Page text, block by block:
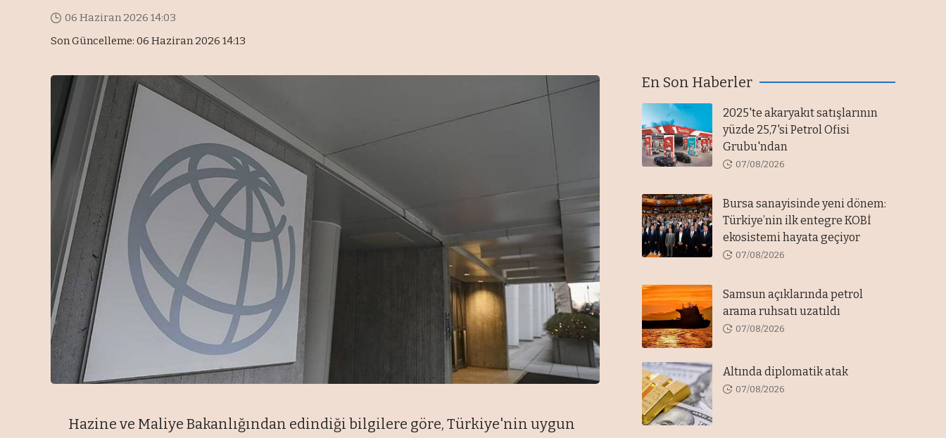
Son Güncelleme: 06 Haziran 2026 14:13
06 Haziran 2026 14:03
Hazine ve Maliye Bakanlığından edindiği bilgilere göre, Türkiye'nin uygun
En Son Haberler
2025'te akaryakıt satışlarının
yüzde 25,7'si Petrol Ofisi
Grubu'ndan
07/08/2026
Bursa sanayisinde yeni dönem:
Türkiye’nin ilk entegre KOBİ
ekosistemi hayata geçiyor
07/08/2026
Samsun açıklarında petrol
arama ruhsatı uzatıldı
07/08/2026
Altında diplomatik atak
07/08/2026